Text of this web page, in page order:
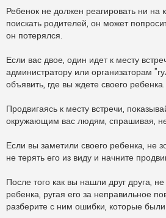
Ребенок не должен реагировать ни на
поискать родителей, он может
он потерялся.
Если вас двое, один идет к месту
администратору или организаторам
объявить, где вы ждете своего ребенка.
Продвигаясь к месту встречи,
окружающим вас людям, спрашивая,
Если вы заметили своего ребенка, не
не терять его из виду и начните
После того как вы нашли друг друга,
ребенка, ругая его за неправильное
разберите с ним ошибки, которые